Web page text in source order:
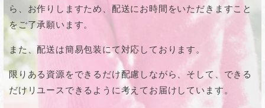
ら、お作りしますため、配送にお時間をいただきますこと
をご了承願います。
また、配送は簡易包装にて対応しております。
限りある資源をできるだけ配慮しながら、そして、できる
だけリユースできるように考えてお届けしています。